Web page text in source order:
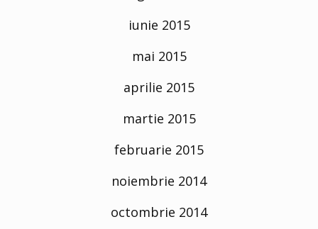
iunie 2015
mai 2015
aprilie 2015
martie 2015
februarie 2015
noiembrie 2014
octombrie 2014